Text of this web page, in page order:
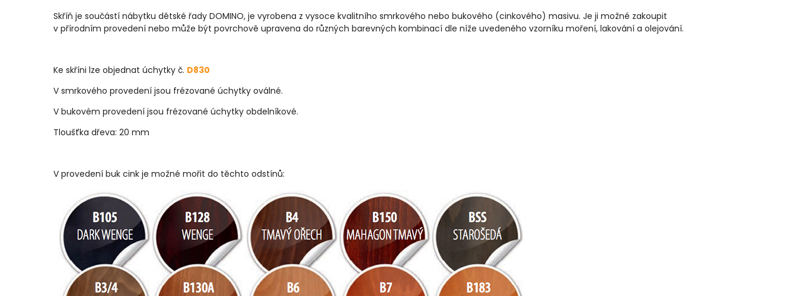
Skříň je součástí nábytku dětské řady DOMINO, je vyrobena z vysoce kvalitního smrkového nebo bukového (cinkového) masivu. Je ji možné zakoupit
v přírodním provedení nebo může být povrchově upravena do různých barevných kombinací dle níže uvedeného vzorníku moření, lakování a olejování.
Ke skříni lze objednat úchytky č. D830
V smrkového provedení jsou frézované úchytky oválné.
V bukovém provedení jsou frézované úchytky obdelníkové.
Tloušťka dřeva: 20 mm
V provedení buk cink je možné mořit do těchto odstínů: